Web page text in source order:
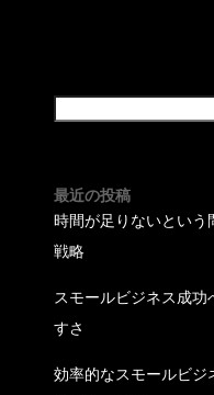
最近の投稿
時間が足りないという
戦略
スモールビジネス成
すさ
効率的なスモールビジ